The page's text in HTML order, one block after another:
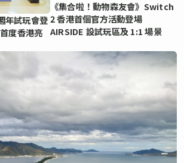
年試玩會登
度香港亮
《集合啦！動物森友會》Switch
2 香港首個官方活動登場
AIRSIDE 設試玩區及 1:1 場景